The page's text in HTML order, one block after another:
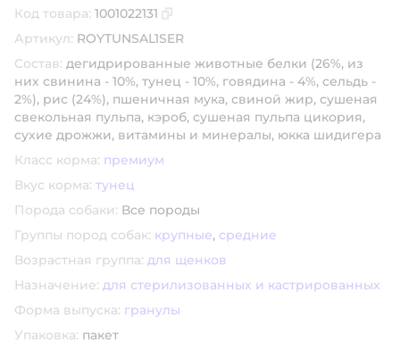
Код товара: 1001022131
Артикул: ROYTUNSAL1SER
Состав: дегидрированные животные белки (26%, из
них свинина - 10%, тунец - 10%, говядина - 4%, сельдь -
2%), рис (24%), пшеничная мука, свиной жир, сушеная
свекольная пульпа, кэроб, сушеная пульпа цикория,
сухие дрожжи, витамины и минералы, юкка шидигера
Класс корма: премиум
Вкус корма: тунец
Порода собаки: Все породы
Группы пород собак: крупные, средние
Возрастная группа: для щенков
Назначение: для стерилизованных и кастрированных
Форма выпуска: гранулы
Упаковка: пакет